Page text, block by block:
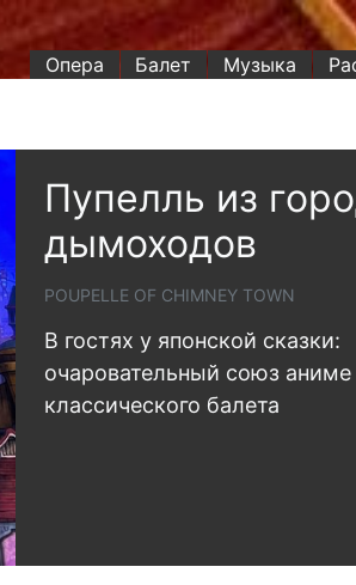
Опера Балет Музыка
Пупелль из
дымоходов
POUPELLE OF CHIMNEY TOWN
В гостях у японской сказки:
очаровательный союз аниме
классического балета